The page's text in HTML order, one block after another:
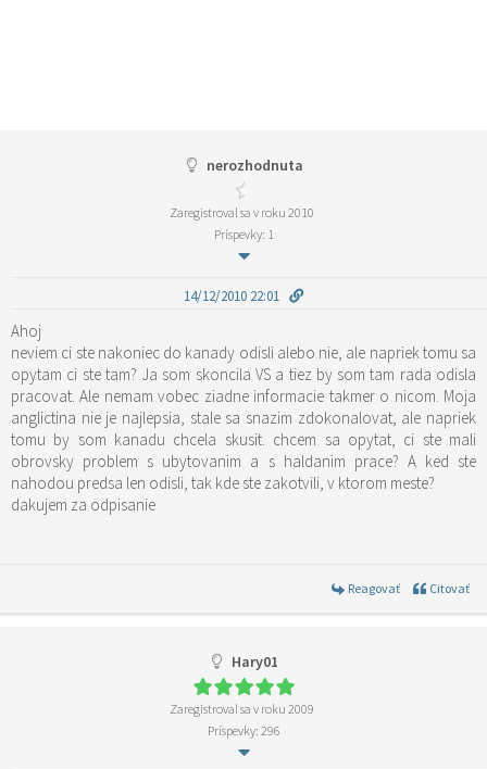
nerozhodnuta
Zaregistroval sa v roku 2010
Príspevky: 1
14/12/2010 22:01
Ahoj
neviem ci ste nakoniec do kanady odisli alebo nie, ale napriek tomu sa
opytam ci ste tam? Ja som skoncila VS a tiez by som tam rada odisla
pracovat. Ale nemam vobec ziadne informacie takmer o nicom. Moja
anglictina nie je najlepsia, stale sa snazim zdokonalovat, ale napriek
tomu by som kanadu chcela skusit. chcem sa opytat, ci ste mali
obrovsky problem s ubytovanim a s haldanim prace? A ked ste
nahodou predsa len odisli, tak kde ste zakotvili, v ktorom meste?
dakujem za odpisanie
Reagovať Citovať
Hary01
Zaregistroval sa v roku 2009
Príspevky: 296